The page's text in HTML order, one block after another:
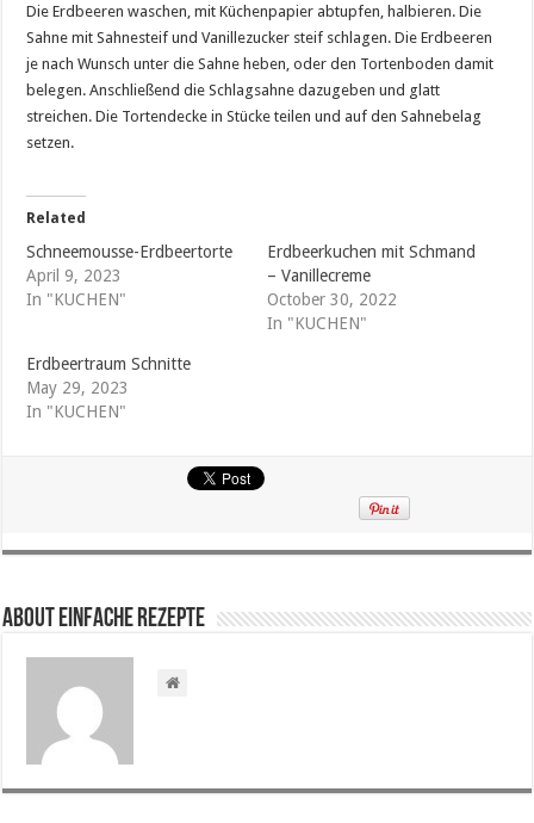
Die Erdbeeren waschen, mit Küchenpapier abtupfen, halbieren. Die
Sahne mit Sahnesteif und Vanillezucker steif schlagen. Die Erdbeeren
je nach Wunsch unter die Sahne heben, oder den Tortenboden damit
belegen. Anschließend die Schlagsahne dazugeben und glatt
streichen. Die Tortendecke in Stücke teilen und auf den Sahnebelag
setzen.
Related
Schneemousse-Erdbeertorte
April 9, 2023
In "KUCHEN"
Erdbeerkuchen mit Schmand
– Vanillecreme
October 30, 2022
In "KUCHEN"
Erdbeertraum Schnitte
May 29, 2023
In "KUCHEN"
About Einfache Rezepte